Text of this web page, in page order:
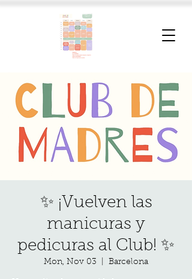
✨ ¡Vuelven las
manicuras y
pedicuras al Club! ✨
Mon, Nov 03 Barcelona